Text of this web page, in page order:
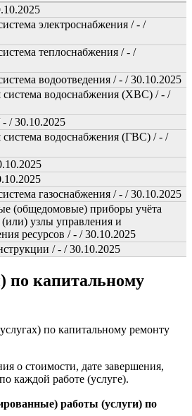
электроснабжения / - /
теплоснабжения / - /
водоотведения / - / 30.10.2025
система водоснабжения (ХВС) / - /
/ 30.10.2025
система водоснабжения (ГВС) / - /
газоснабжения / - / 30.10.2025
(общедомовые) приборы учёта
узлы управления и
ресурсов / - / 30.10.2025
/ - / 30.10.2025
по капитальному
по капитальному ремонту
о стоимости, дате завершения,
каждой работе (услуге).
работы (услуги) по